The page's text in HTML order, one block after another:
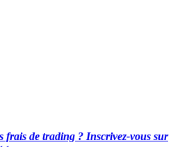
frais de trading ? Inscrivez-vous sur